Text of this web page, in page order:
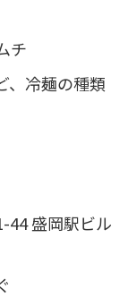
チ
、冷麺の種類
44 盛岡駅ビル